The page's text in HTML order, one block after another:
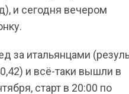
и сегодня вечером
за итальянцами
и всё-таки вышли в
старт в 20:00 по